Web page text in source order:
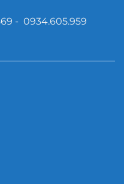
- 0934.605.959